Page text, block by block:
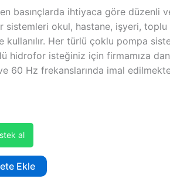
basınçlarda ihtiyaca göre düzenli
sistemleri okul, hastane, işyeri,
kullanılır. Her türlü çoklu pompa
hidrofor isteğiniz için firmamıza
60 Hz frekanslarında imal
al
Ekle